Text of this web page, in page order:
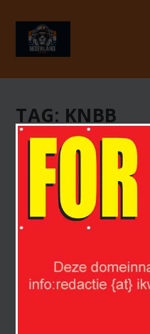
TAG: KNBB